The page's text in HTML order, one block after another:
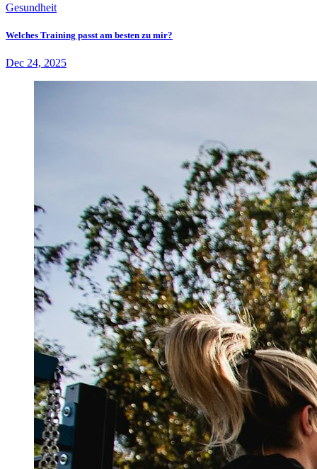
Gesundheit
Welches Training passt am besten zu mir?
Dec 24, 2025